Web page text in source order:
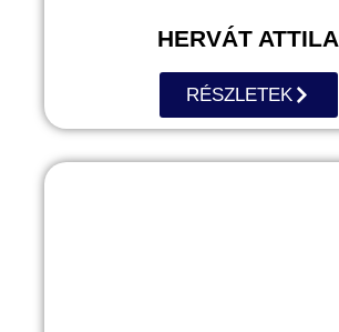
HERVÁT ATTILA
RÉSZLETEK